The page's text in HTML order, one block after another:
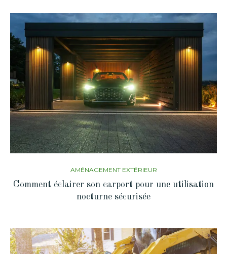
AMÉNAGEMENT EXTÉRIEUR
Comment éclairer son carport pour une utilisation
nocturne sécurisée